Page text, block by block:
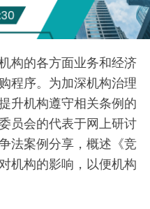
构的各方面业务和经济
程序。为加深机构治理
升机构遵守相关条例的
员会的代表于网上研讨
法案例分享，概述《竞
机构的影响，以便机构